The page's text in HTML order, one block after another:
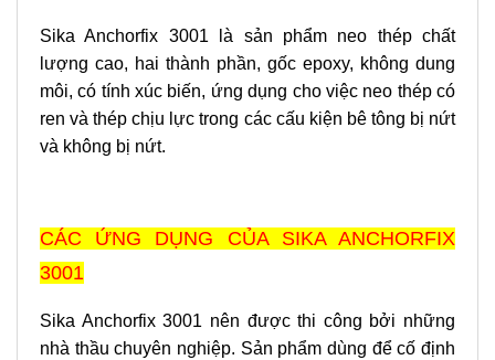
Sika Anchorfix 3001 là sản phẩm neo thép chất
lượng cao, hai thành phần, gốc epoxy, không dung
môi, có tính xúc biến, ứng dụng cho việc neo thép có
ren và thép chịu lực trong các cấu kiện bê tông bị nứt
và không bị nứt.
CÁC ỨNG DỤNG CỦA SIKA ANCHORFIX
3001
Sika Anchorfix 3001 nên được thi công bởi những
nhà thầu chuyên nghiệp. Sản phẩm dùng để cố định